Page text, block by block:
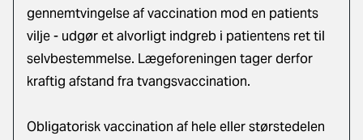
gennemtvingelse af vaccination mod en patients
vilje - udgør et alvorligt indgreb i patientens ret til
selvbestemmelse. Lægeforeningen tager derfor
kraftig afstand fra tvangsvaccination.
Obligatorisk vaccination af hele eller størstedelen